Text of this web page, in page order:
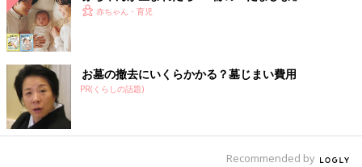
赤ちゃん・育児
お墓の撤去にいくらかかる？墓じまい費用
PR(くらしの話題)
Recommended by